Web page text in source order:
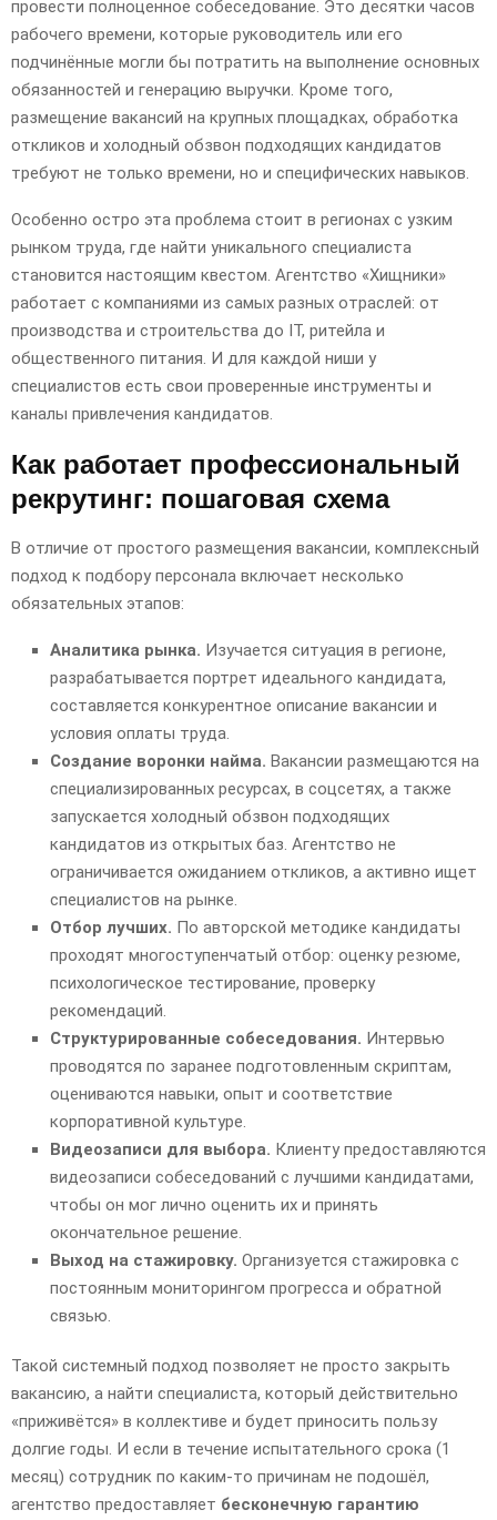
провести полноценное собеседование. Это десятки часов
рабочего времени, которые руководитель или его
подчинённые могли бы потратить на выполнение основных
обязанностей и генерацию выручки. Кроме того,
размещение вакансий на крупных площадках, обработка
откликов и холодный обзвон подходящих кандидатов
требуют не только времени, но и специфических навыков.
Особенно остро эта проблема стоит в регионах с узким
рынком труда, где найти уникального специалиста
становится настоящим квестом. Агентство «Хищники»
работает с компаниями из самых разных отраслей: от
производства и строительства до IT, ритейла и
общественного питания. И для каждой ниши у
специалистов есть свои проверенные инструменты и
каналы привлечения кандидатов.
Как работает профессиональный
рекрутинг: пошаговая схема
В отличие от простого размещения вакансии, комплексный
подход к подбору персонала включает несколько
обязательных этапов:
Аналитика рынка. Изучается ситуация в регионе,
разрабатывается портрет идеального кандидата,
составляется конкурентное описание вакансии и
условия оплаты труда.
Создание воронки найма. Вакансии размещаются на
специализированных ресурсах, в соцсетях, а также
запускается холодный обзвон подходящих
кандидатов из открытых баз. Агентство не
ограничивается ожиданием откликов, а активно ищет
специалистов на рынке.
Отбор лучших. По авторской методике кандидаты
проходят многоступенчатый отбор: оценку резюме,
психологическое тестирование, проверку
рекомендаций.
Структурированные собеседования. Интервью
проводятся по заранее подготовленным скриптам,
оцениваются навыки, опыт и соответствие
корпоративной культуре.
Видеозаписи для выбора. Клиенту предоставляются
видеозаписи собеседований с лучшими кандидатами,
чтобы он мог лично оценить их и принять
окончательное решение.
Выход на стажировку. Организуется стажировка с
постоянным мониторингом прогресса и обратной
связью.
Такой системный подход позволяет не просто закрыть
вакансию, а найти специалиста, который действительно
«приживётся» в коллективе и будет приносить пользу
долгие годы. И если в течение испытательного срока (1
месяц) сотрудник по каким-то причинам не подошёл,
агентство предоставляет бесконечную гарантию